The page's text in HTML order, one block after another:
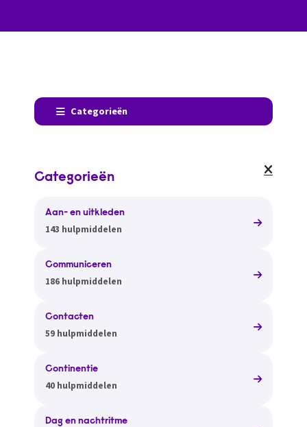
Categorieën
Categorieën
Aan- en uitkleden
143 hulpmiddelen
Communiceren
186 hulpmiddelen
Contacten
59 hulpmiddelen
Continentie
40 hulpmiddelen
Dag en nachtritme